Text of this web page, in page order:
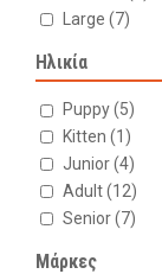
Large (7)
Ηλικία
Puppy(5)
Kitten (1)
Junior(4)
Adult(12)
Senior(7)
Μάρκες